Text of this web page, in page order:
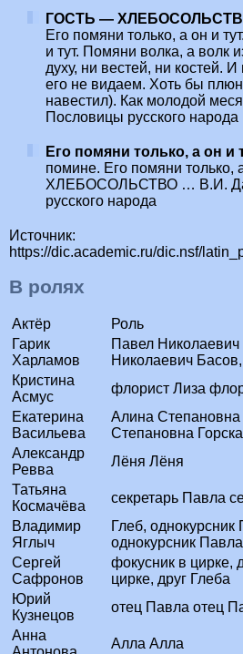
ГОСТЬ —
Его помяни только, а он и
и тут. Помяни волка, а волк
духу, ни вестей, ни костей.
его не видаем. Хоть бы
навестил). Как молодой
Пословицы русского народа
Его помяни только, а он и
помине. Его помяни только,
ХЛЕБОСОЛЬСТВО … В.И.
русского народа
Источник:
https://dic.academic.ru/dic.nsf/
В ролях
Актёр
Роль
Гарик
Харламов
Павел
Николаевич
Кристина
Асмус
флорист Лиза
Екатерина
Васильева
Алина Степановна
Степановна
Александр
Ревва
Лёня Лёня
Татьяна
Космачёва
секретарь Павла
Владимир
Яглыч
Глеб, однокурсник
однокурсник Павла
Сергей
Сафронов
фокусник в цирке,
цирке, друг Глеба
Юрий
Кузнецов
отец Павла отец
Анна
Алла Алла